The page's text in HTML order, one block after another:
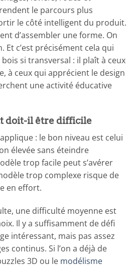
le parcours plus
le côté intelligent du produit.
d’assembler une forme. On
c’est précisément cela qui
si transversal : il plaît à ceux
à ceux qui apprécient le design
une activité éducative
doit-il être difficile
: le bon niveau est celui
élevée sans éteindre
trop facile peut s’avérer
trop complexe risque de
en effort.
une difficulté moyenne est
Il y a suffisamment de défi
intéressant, mais pas assez
continus. Si l’on a déjà de
3D ou le modélisme